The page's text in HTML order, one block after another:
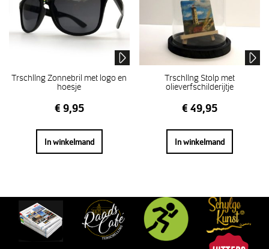
Trschllng Zonnebril met logo en
hoesje
€ 9,95
In winkelmand
Trschllng Stolp met
olieverfschilderijtje
€ 49,95
In winkelmand